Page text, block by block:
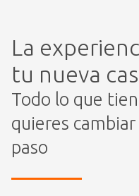
La
tu nueva
Todo lo que
quieres
paso